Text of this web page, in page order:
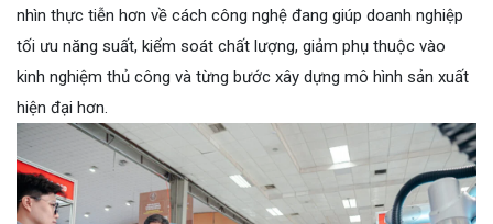
nhìn thực tiễn hơn về cách công nghệ đang giúp doanh nghiệp
tối ưu năng suất, kiểm soát chất lượng, giảm phụ thuộc vào
kinh nghiệm thủ công và từng bước xây dựng mô hình sản xuất
hiện đại hơn.